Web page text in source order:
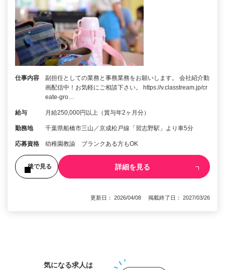
仕事内容
副担任としての業務と事務業務をお願いします。 会社紹介動
画配信中！お気軽にご相談下さい。 https://v.classtream.jp/cr
eate-gro…
給与 月給250,000円以上（賞与年2ヶ月分）
勤務地 千葉県船橋市三山／京成松戸線「習志野駅」より車5分
応募資格 幼稚園教諭 ブランクある方もOK
後で見る 詳細を見る
更新日： 2026/04/08 掲載終了日： 2027/03/26
気になる求人は